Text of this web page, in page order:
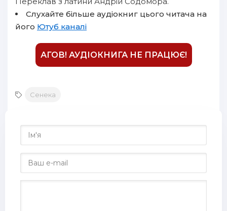
Слухайте більше аудіокниг цього читача на
його Ютуб каналі
АГОВ! АУДІОКНИГА НЕ ПРАЦЮЄ!
Сенека